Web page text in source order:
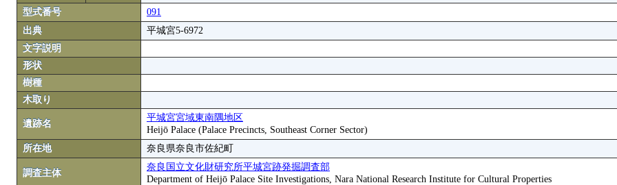
型式番号
091
出典
平城宮5-6972
文字説明
形状
樹種
木取り
遺跡名
平城宮宮域東南隅地区
Heijō Palace (Palace Precincts, Southeast Corner Sector)
所在地
奈良県奈良市佐紀町
調査主体
奈良国立文化財研究所平城宮跡発掘調査部
Department of Heijō Palace Site Investigations, Nara National Research Institute for Cultural Properties